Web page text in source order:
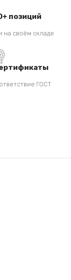
позиций
на своём складе
ГОСТ